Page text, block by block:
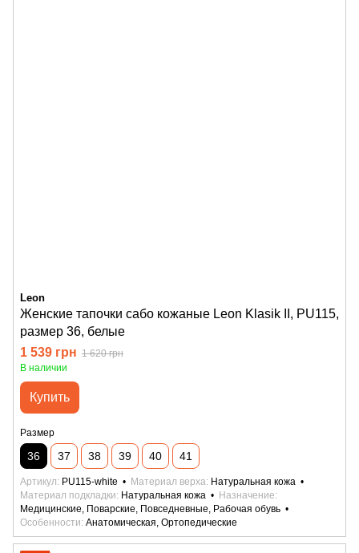
Leon
Женские тапочки сабо кожаные Leon Klasik II, PU115,
размер 36, белые
1 539 грн 1 620 грн
В наличии
Купить
Размер
36 37 38 39 40 41
Артикул PU115-white Материал верха Натуральная кожа
Материал подкладки
Натуральная кожа
Назначение
Медицинские, Поварские, Повседневные, Рабочая обувь
Особенности Анатомическая, Ортопедические